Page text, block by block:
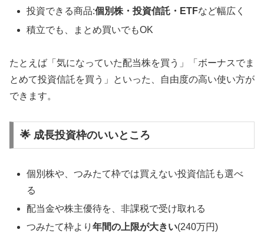
投資できる商品:個別株・投資信託・ETFなど幅広く
積立でも、まとめ買いでもOK
たとえば「気になっていた配当株を買う」「ボーナスでま
とめて投資信託を買う」といった、自由度の高い使い方が
できます。
🌟 成長投資枠のいいところ
個別株や、つみたて枠では買えない投資信託も選べ
る
配当金や株主優待を、非課税で受け取れる
つみたて枠より年間の上限が大きい(240万円)